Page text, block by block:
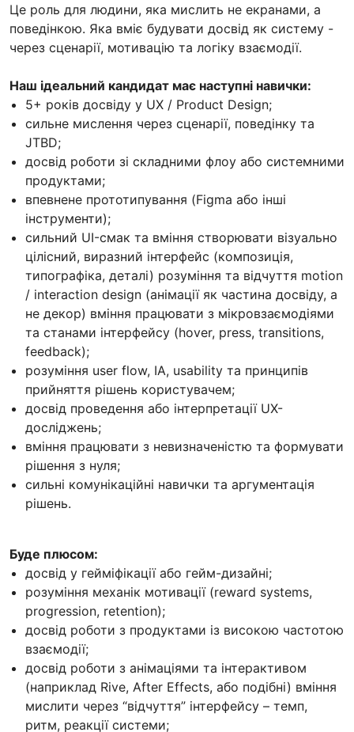
Це роль для людини, яка мислить не екранами, а
поведінкою. Яка вміє будувати досвід як систему -
через сценарії, мотивацію та логіку взаємодії.
Наш ідеальний кандидат має наступні навички:
5+ років досвіду у UX / Product Design;
сильне мислення через сценарії, поведінку та
JTBD;
досвід роботи зі складними флоу або системними
продуктами;
впевнене прототипування (Figma або інші
інструменти);
сильний UI-смак та вміння створювати візуально
цілісний, виразний інтерфейс (композиція,
типографіка, деталі) розуміння та відчуття motion
/ interaction design (анімації як частина досвіду, а
не декор) вміння працювати з мікровзаємодіями
та станами інтерфейсу (hover, press, transitions,
feedback);
розуміння user flow, IA, usability та принципів
прийняття рішень користувачем;
досвід проведення або інтерпретації UX-
досліджень;
вміння працювати з невизначеністю та формувати
рішення з нуля;
сильні комунікаційні навички та аргументація
рішень.
Буде плюсом:
досвід у гейміфікації або гейм-дизайні;
розуміння механік мотивації (reward systems,
progression, retention);
досвід роботи з продуктами із високою частотою
взаємодії;
досвід роботи з анімаціями та інтерактивом
(наприклад Rive, After Effects, або подібні) вміння
мислити через “відчуття” інтерфейсу – темп,
ритм, реакції системи;